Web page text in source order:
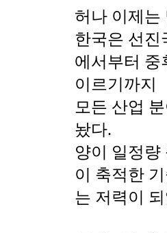
허나 이제는
한국은 선진
에서부터 중
이르기까지
모든 산업
놨다.
양이 일정량
이 축적한
는 저력이